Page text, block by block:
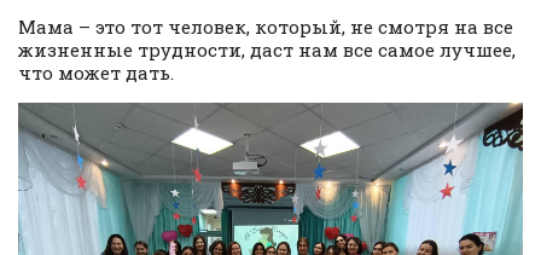
Мама – это тот человек, который, не смотря на все
жизненные трудности, даст нам все самое лучшее,
что может дать.